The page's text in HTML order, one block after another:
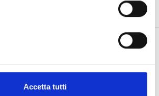
Accetta tutti
Correlati